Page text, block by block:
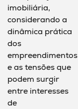
imobiliária,
considerando a
dinâmica prática
dos
empreendimentos
e as tensões que
podem surgir
entre interesses
de